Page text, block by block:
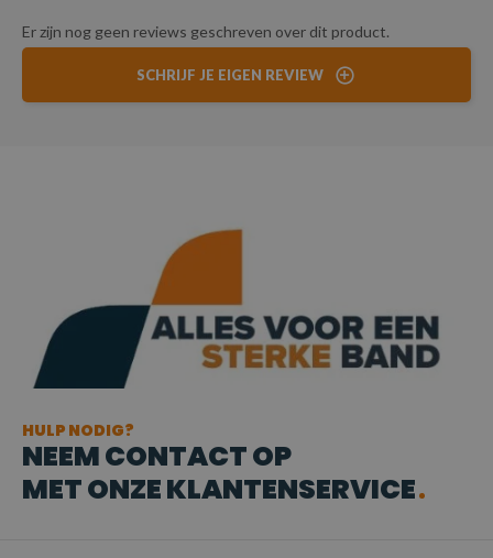
Er zijn nog geen reviews geschreven over dit product.
SCHRIJF JE EIGEN REVIEW
HULP NODIG?
NEEM CONTACT OP
MET ONZE KLANTENSERVICE